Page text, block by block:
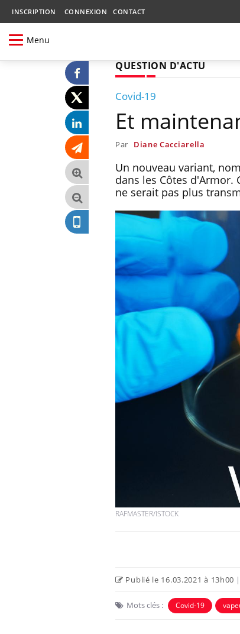
INSCRIPTION CONNEXION CONTACT
Menu
QUESTION D'ACTU
Covid-19
Et
Par Diane Cacciarella
Un nouveau variant,
dans les Côtes d'Armor.
ne serait pas plus
RAFMASTER/ISTOCK
Publié le 16.03.2021 à 13h00
Mots clés : Covid-19
Fortes chaleurs :
pourquoi le risque de
noyade grimpe-t-il ?
Le Viagra pourrait-il
freiner la propagation du
cancer ?
Pourquoi manger moins
de protéines pourrait
finalement être